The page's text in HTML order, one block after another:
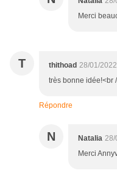
Merci
T thithoad 28/01/
très bonne idée!<br
Répondre
N Natalia 28/
Merci